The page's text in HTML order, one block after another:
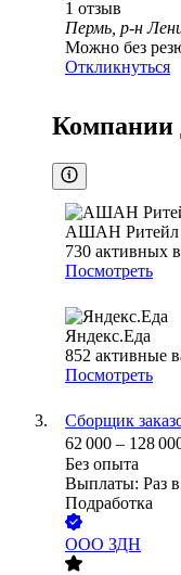
1 отзыв
Пермь, р-н
Можно без
Откликнуться
Компании
АШАН Ритейл
730 активных
Посмотреть
Яндекс.Еда
852 активные
Посмотреть
Сборщик
62 000 – 128
Без опыта
Выплаты: Раз
Подработка
ООО ЗДН